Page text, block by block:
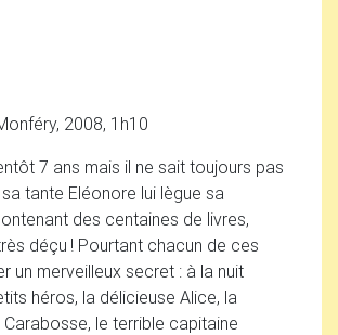
2008, 1h10
7 ans mais il ne sait toujours pas
tante Eléonore lui lègue sa
des centaines de livres,
déçu ! Pourtant chacun de ces
un merveilleux secret : à la nuit
héros, la délicieuse Alice, la
le terrible capitaine